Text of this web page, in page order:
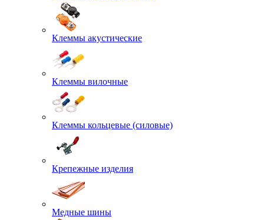
Клеммы акустические
Клеммы вилочные
Клеммы кольцевые (силовые)
Крепежные изделия
Медные шины